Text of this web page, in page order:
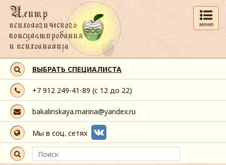
меню
ВЫБРАТЬ СПЕЦИАЛИСТА
+7 912 249-41-89 (с 12 до 22)
bakalinskaya.marina@yandex.ru
Мы в соц. сетях